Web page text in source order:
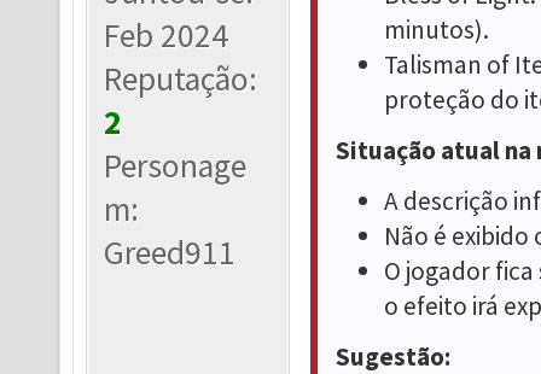
Feb 2024
Reputação:
2
Personage
m:
Greed911
minutos).
Talisman of
proteção do
Situação atual na
A descrição
Não é
O jogador
o efeito irá
Sugestão: